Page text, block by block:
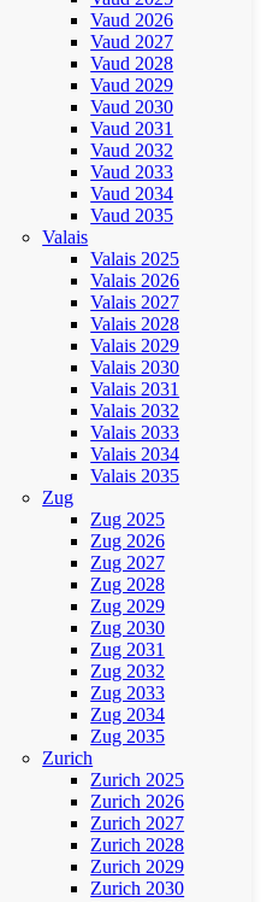
Vaud 2026
Vaud 2027
Vaud 2028
Vaud 2029
Vaud 2030
Vaud 2031
Vaud 2032
Vaud 2033
Vaud 2034
Vaud 2035
Valais
Valais 2025
Valais 2026
Valais 2027
Valais 2028
Valais 2029
Valais 2030
Valais 2031
Valais 2032
Valais 2033
Valais 2034
Valais 2035
Zug
Zug 2025
Zug 2026
Zug 2027
Zug 2028
Zug 2029
Zug 2030
Zug 2031
Zug 2032
Zug 2033
Zug 2034
Zug 2035
Zurich
Zurich 2025
Zurich 2026
Zurich 2027
Zurich 2028
Zurich 2029
Zurich 2030